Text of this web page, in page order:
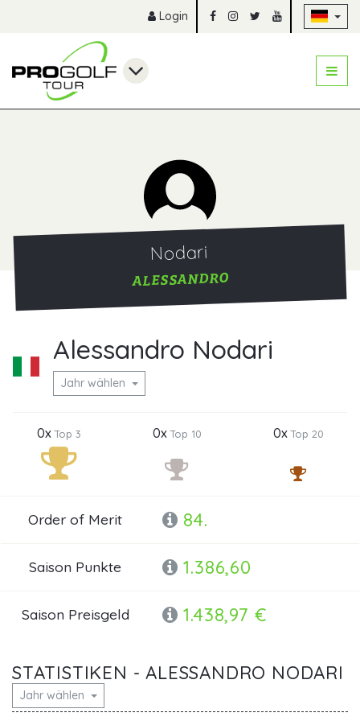
Login
Nodari
ALESSANDRO
Alessandro Nodari
Jahr wählen
0xTop 3 0xTop 10 0xTop 20
Order of Merit 84.
Saison Punkte 1.386,60
Saison Preisgeld 1.438,97 €
STATISTIKEN - ALESSANDRO NODARI
Jahr wählen